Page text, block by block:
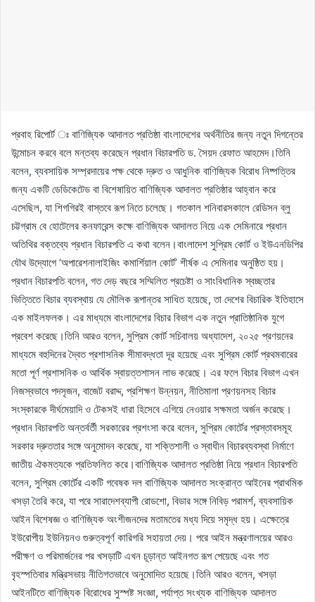
প্রবাহ রিপোর্ট ঃ বাণিজ্যিক আদালত প্রতিষ্ঠা বাংলাদেশের অর্থনীতির জন্য নতুন দিগন্তের
উন্মোচন করবে বলে মন্তব্য করেছেন প্রধান বিচারপতি ড. সৈয়দ রেফাত আহমেদ।তিনি
বলেন, ব্যবসায়িক সম্প্রদায়ের পক্ষ থেকে দ্রুত ও আধুনিক বাণিজ্যিক বিরোধ নিষ্পত্তির
জন্য একটি ডেডিকেটেড বা বিশেষায়িত বাণিজ্যিক আদালত প্রতিষ্ঠার আহ্বান করে
এসেছিল, যা শিগগিরই বাস্তবে রূপ নিতে চলেছে। গতকাল শনিবারসকালে রেডিসন ব্লু
চট্টগ্রাম বে হোটেলের কনফারেন্স কক্ষে বাণিজ্যিক আদালত নিয়ে এক সেমিনারে প্রধান
অতিথির বক্তব্যে প্রধান বিচারপতি এ কথা বলেন।বাংলাদেশ সুপ্রিম কোর্ট ও ইউএনডিপির
যৌথ উদ্যোগে ‘অপারেশনালাইজিং কমার্শিয়াল কোর্ট’ শীর্ষক এ সেমিনার অনুষ্ঠিত হয়।
প্রধান বিচারপতি বলেন, গত দেড় বছরে সম্মিলিত প্রচেষ্টা ও সাংবিধানিক স্বচ্ছতার
ভিত্তিতে বিচার ব্যবস্থায় যে মৌলিক রূপান্তর সাধিত হয়েছে, তা দেশের বিচারিক ইতিহাসে
এক মাইলফলক। এর মাধ্যমে বাংলাদেশের বিচার বিভাগ এক নতুন প্রাতিষ্ঠানিক যুগে
প্রবেশ করেছে।তিনি আরও বলেন, সুপ্রিম কোর্ট সচিবালয় অধ্যাদেশ, ২০২৫ প্রণয়নের
মাধ্যমে বহুদিনের দ্বৈত প্রশাসনিক সীমাবদ্ধতা দূর হয়েছে এবং সুপ্রিম কোর্ট প্রথমবারের
মতো পূর্ণ প্রশাসনিক ও আর্থিক স্বায়ত্তশাসন লাভ করেছে। এর ফলে বিচার বিভাগ এখন
নিজস্বভাবে পদসৃজন, বাজেট বরাদ্দ, প্রশিক্ষণ উন্নয়ন, নীতিমালা প্রণয়নসহ বিচার
সংস্কারকে দীর্ঘমেয়াদি ও টেকসই ধারা হিসেবে এগিয়ে নেওয়ার সক্ষমতা অর্জন করেছে।
প্রধান বিচারপতি অন্তর্বর্তী সরকারের প্রশংসা করে বলেন, সুপ্রিম কোর্টের প্রস্তাবসমূহ
সরকার দ্রুততার সঙ্গে অনুমোদন করেছে, যা শক্তিশালী ও স্বাধীন বিচারব্যবস্থা নির্মাণে
জাতীয় ঐকমত্যকে প্রতিফলিত করে।বাণিজ্যিক আদালত প্রতিষ্ঠা নিয়ে প্রধান বিচারপতি
বলেন, সুপ্রিম কোর্টের একটি গবেষক দল বাণিজ্যিক আদালত সংক্রান্ত আইনের প্রাথমিক
খসড়া তৈরি করে, যা পরে সারাদেশব্যাপী রোডশো, বিডার সঙ্গে নিবিড় পরামর্শ, ব্যবসায়িক
আইন বিশেষজ্ঞ ও বাণিজ্যিক অংশীজনদের মতামতের মধ্য দিয়ে সমৃদ্ধ হয়। এক্ষেত্রে
ইউরোপীয় ইউনিয়নও গুরুত্বপূর্ণ কারিগরি সহায়তা দেয়। পরে আইন মন্ত্রণালয়ের আরও
পরীক্ষণ ও পরিমার্জনের পর খসড়াটি এখন চূড়ান্ত আইনগত রূপ পেয়েছে এবং গত
বৃহস্পতিবার মন্ত্রিসভায় নীতিগতভাবে অনুমোদিত হয়েছে।তিনি আরও বলেন, খসড়া
আইনটিতে বাণিজ্যিক বিরোধের সুস্পষ্ট সংজ্ঞা, পর্যাপ্ত সংখ্যক বাণিজ্যিক আদালত